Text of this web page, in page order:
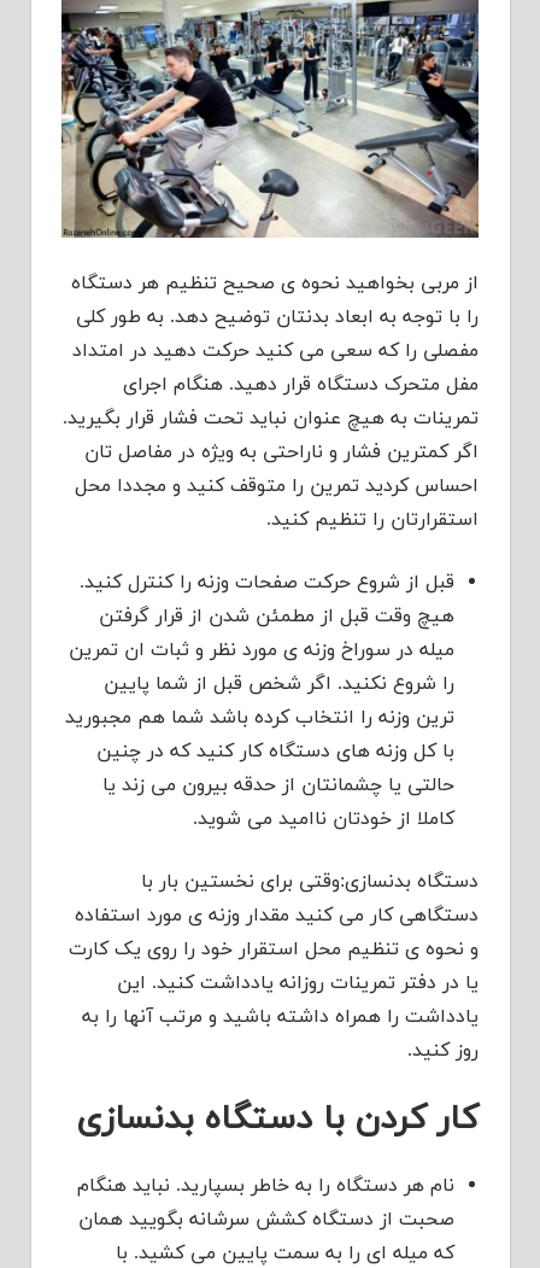
از مربی بخواهید نحوه ی صحیح تنظیم هر دستگاه
را با توجه به ابعاد بدنتان توضیح دهد. به طور کلی
مفصلی را که سعی می کنید حرکت دهید در امتداد
مفل متحرک دستگاه قرار دهید. هنگام اجرای
تمرینات به هیچ عنوان نباید تحت فشار قرار بگیرید.
اگر کمترین فشار و ناراحتی به ویژه در مفاصل تان
احساس کردید تمرین را متوقف کنید و مجددا محل
استقرارتان را تنظیم کنید.
قبل از شروع حرکت صفحات وزنه را کنترل کنید.
هیچ وقت قبل از مطمئن شدن از قرار گرفتن
میله در سوراخ وزنه ی مورد نظر و ثبات ان تمرین
را شروع نکنید. اگر شخص قبل از شما پایین
ترین وزنه را انتخاب کرده باشد شما هم مجبورید
با کل وزنه های دستگاه کار کنید که در چنین
حالتی یا چشمانتان از حدقه بیرون می زند یا
کاملا از خودتان ناامید می شوید.
دستگاه بدنسازی:وقتی برای نخستین بار با
دستگاهی کار می کنید مقدار وزنه ی مورد استفاده
و نحوه ی تنظیم محل استقرار خود را روی یک کارت
یا در دفتر تمرینات روزانه یادداشت کنید. این
یادداشت را همراه داشته باشید و مرتب آنها را به
روز کنید.
کار کردن با دستگاه بدنسازی
نام هر دستگاه را به خاطر بسپارید. نباید هنگام
صحبت از دستگاه کشش سرشانه بگویید همان
که میله ای را به سمت پایین می کشید. با